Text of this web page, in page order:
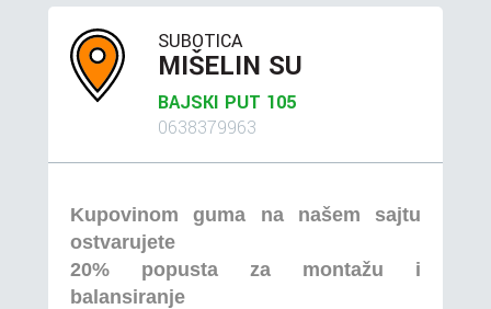
SUBOTICA
MIŠELIN SU
BAJSKI PUT 105
0638379963
Kupovinom guma na našem sajtu
ostvarujete
20% popusta za montažu i
balansiranje